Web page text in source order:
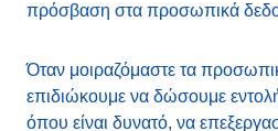
πρόσβαση στα προσωπικά
Όταν μοιραζόμαστε τα
επιδιώκουμε να δώσουμε
όπου είναι δυνατό, να